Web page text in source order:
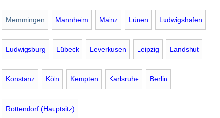
Memmingen Mannheim Mainz Lünen Ludwigshafen
Ludwigsburg Lübeck Leverkusen Leipzig Landshut
Konstanz Köln Kempten Karlsruhe Berlin
Rottendorf (Hauptsitz)